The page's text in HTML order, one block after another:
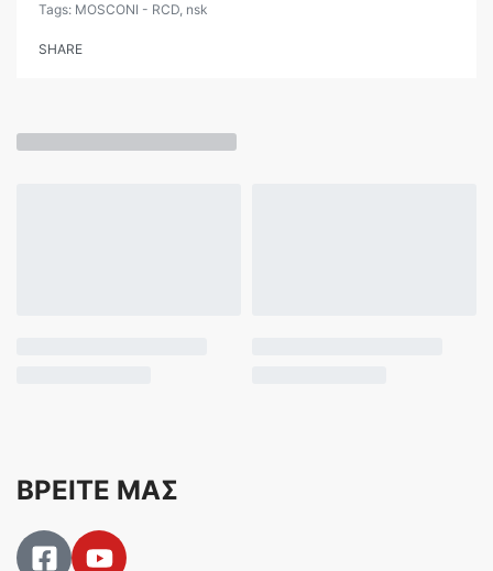
Tags: MOSCONI - RCD, nsk
SHARE
ΒΡΕΙΤΕ ΜΑΣ